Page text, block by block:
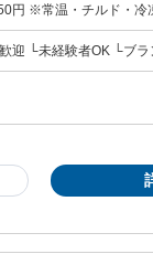
≪
ス
続け
っ
も
業所
よっ
当(日常的にフォーク